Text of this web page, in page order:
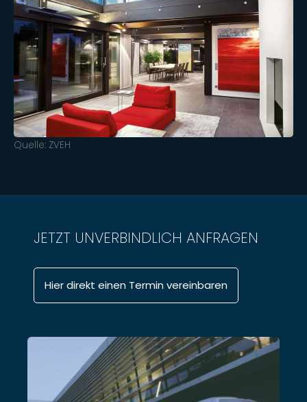
Quelle: ZVEH
JETZT UNVERBINDLICH ANFRAGEN
Hier direkt einen Termin vereinbaren